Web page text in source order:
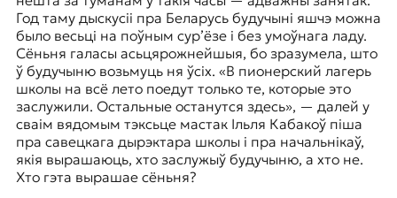
Год таму дыскусіі пра Беларусь будучыні яшчэ можна
было весьці на поўным сур’ёзе і без умоўнага ладу.
Сёньня галасы асьцярожнейшыя, бо зразумела, што
ў будучыню возьмуць ня ўсіх. «В пионерский лагерь
школы на всё лето поедут только те, которые это
заслужили. Остальные останутся здесь», — далей у
сваім вядомым тэксьцемастак Ільля Кабакоў піша
пра савецкага дырэктара школы і пра начальнікаў,
якія вырашаюць, хто заслужыў будучыню, а хто не.
Хто гэта вырашае сёньня?